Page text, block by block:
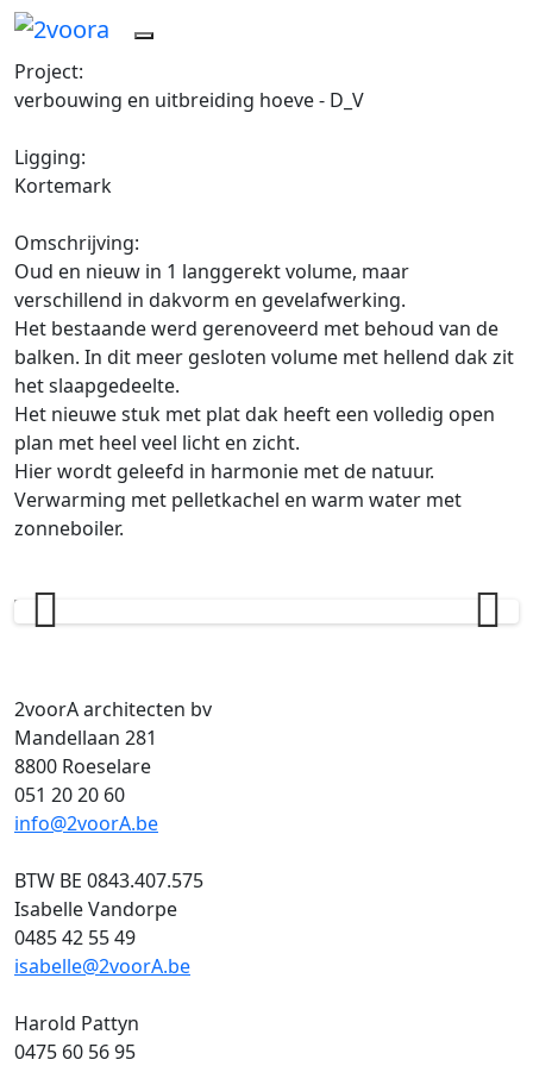
Project:
verbouwing en uitbreiding hoeve - D_V
Ligging:
Kortemark
Omschrijving:
Oud en nieuw in 1 langgerekt volume, maar
verschillend in dakvorm en gevelafwerking.
Het bestaande werd gerenoveerd met behoud van de
balken. In dit meer gesloten volume met hellend dak zit
het slaapgedeelte.
Het nieuwe stuk met plat dak heeft een volledig open
plan met heel veel licht en zicht.
Hier wordt geleefd in harmonie met de natuur.
Verwarming met pelletkachel en warm water met
zonneboiler.
2voorA architecten bv
Mandellaan 281
8800 Roeselare
051 20 20 60
info@2voorA.be
BTW BE 0843.407.575
Isabelle Vandorpe
0485 42 55 49
isabelle@2voorA.be
Harold Pattyn
0475 60 56 95